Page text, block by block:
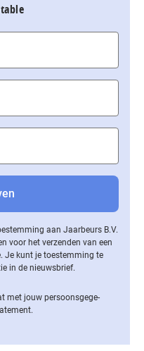
aan Jaarbeurs B.V.
voor het verzenden van een
Je kunt je toestemming te
in de nieuwsbrief.
met jouw per­soons­ge­ge­